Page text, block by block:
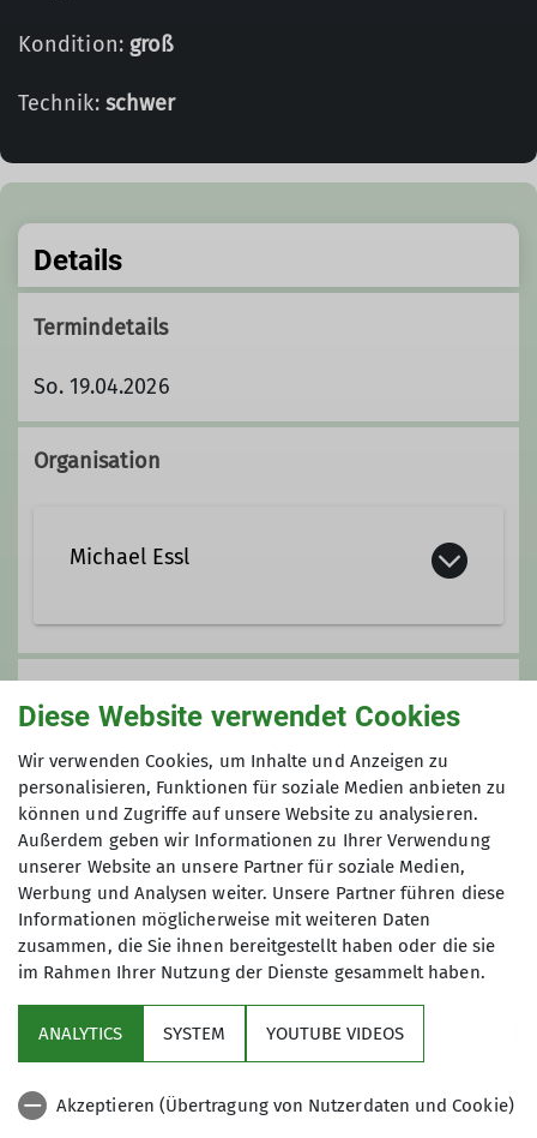
Kondition: groß
Technik: schwer
Details
Termindetails
So. 19.04.2026
Organisation
Michael Essl
08224-2541 0171-304 14 82
Kontakt aufnehmen
Gebühr: 10 €
Vorkasse: 0 €
Gesamtkosten ca.: 50 €
Maximale Teilnehmeranzahl
5
Nützliche Links
Diese Website verwendet Cookies
Wir verwenden Cookies, um Inhalte und Anzeigen zu
personalisieren, Funktionen für soziale Medien anbieten zu
können und Zugriffe auf unsere Website zu analysieren.
Außerdem geben wir Informationen zu Ihrer Verwendung
unserer Website an unsere Partner für soziale Medien,
Werbung und Analysen weiter. Unsere Partner führen diese
Informationen möglicherweise mit weiteren Daten
zusammen, die Sie ihnen bereitgestellt haben oder die sie
im Rahmen Ihrer Nutzung der Dienste gesammelt haben.
ANALYTICS SYSTEM YOUTUBE VIDEOS
Akzeptieren (Übertragung von Nutzerdaten und Cookie)